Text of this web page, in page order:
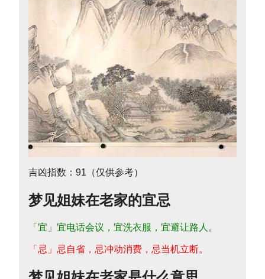
吉凶指数：91（仅供参考）
梦见姐妹在老家的宜忌
「宜」宜电话会议，宜洗衣服，宜避让路人。
「忌」忌自省，忌冲动消费，忌当机立断。